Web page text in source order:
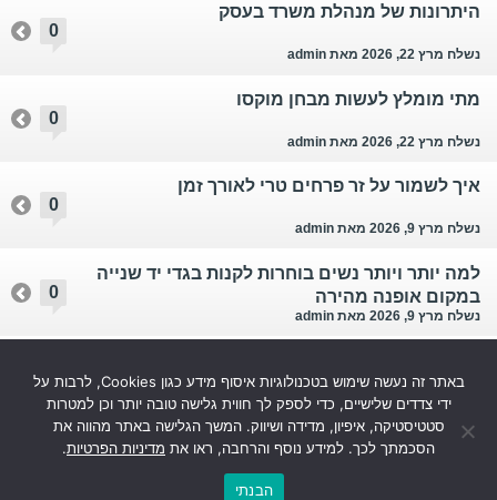
0
היתרונות של מנהלת משרד בעסק
נשלח מרץ 22, 2026 מאת admin
0
מתי מומלץ לעשות מבחן מוקסו
נשלח מרץ 22, 2026 מאת admin
0
איך לשמור על זר פרחים טרי לאורך זמן
נשלח מרץ 9, 2026 מאת admin
0
למה יותר ויותר נשים בוחרות לקנות בגדי יד שנייה
במקום אופנה מהירה
נשלח מרץ 9, 2026 מאת admin
0
בישומית אחת
נשלח ינואר 6, 2026 מאת admin
עוד...
באתר זה נעשה שימוש בטכנולוגיות איסוף מידע כגון Cookies, לרבות על
ידי צדדים שלישיים, כדי לספק לך חווית גלישה טובה יותר וכן למטרות
סטטיסטיקה, איפיון, מדידה ושיווק. המשך הגלישה באתר מהווה את
הסכמתך לכך. למידע נוסף והרחבה, ראו את מדיניות הפרטיות.
הבנתי